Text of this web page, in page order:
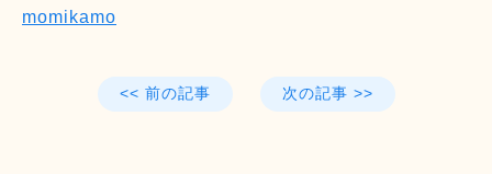
momikamo
<< 前の記事 次の記事 >>